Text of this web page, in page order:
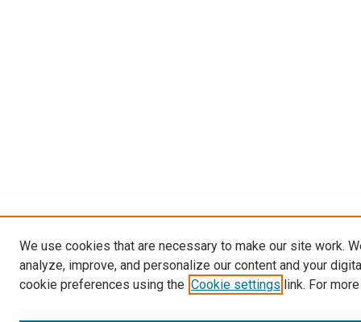
We use cookies that are necessary to make our site work.
analyze, improve, and personalize our content and your
cookie preferences using the Cookie settings link. For